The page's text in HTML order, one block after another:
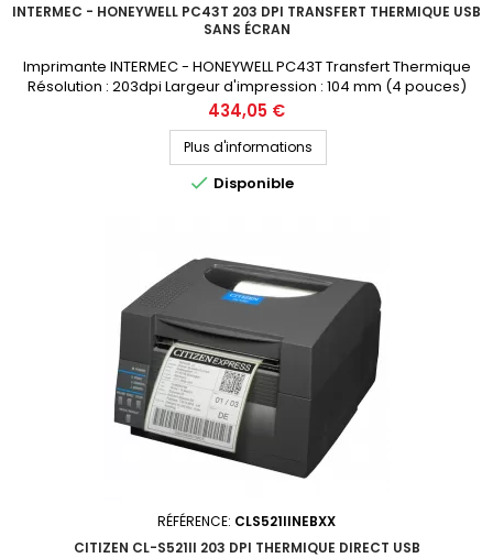
INTERMEC - HONEYWELL PC43T 203 DPI TRANSFERT THERMIQUE USB
SANS ÉCRAN
Imprimante INTERMEC - HONEYWELL PC43T Transfert Thermique
Résolution : 203dpi Largeur d'impression : 104 mm (4 pouces)
Connectique : USB Prix public (avant remise) : 434.05€ HT Demandez
votre devis personnalisé
Prix
434,05 €
Plus d'informations
 Disponible
RÉFÉRENCE: CLS521IINEBXX
CITIZEN CL-S521II 203 DPI THERMIQUE DIRECT USB